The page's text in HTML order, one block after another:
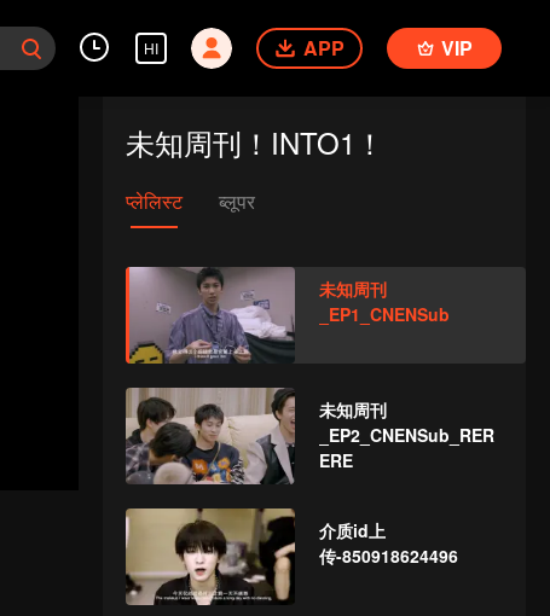
HI APP VIP
未知周刊！INTO1！
प्लेलिस्ट ब्लूपर
未知周刊
_EP1_CNENSub
未知周刊
_EP2_CNENSub_RER
ERE
介质id上
传-850918624496